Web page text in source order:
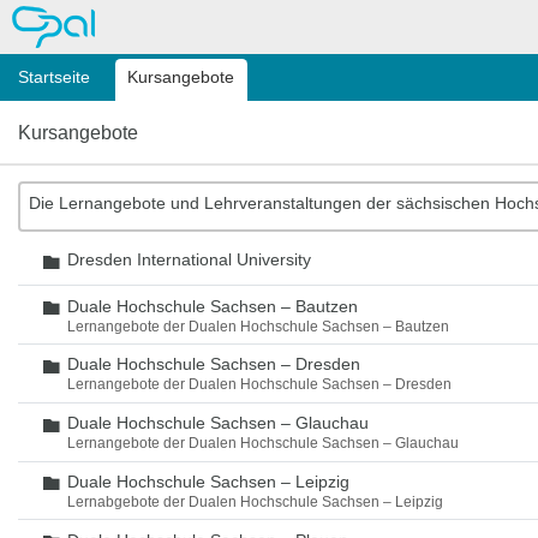
OPAL
Startseite Kursangebote
Kursangebote
Die Lernangebote und Lehrveranstaltungen der sächsischen
Ordner
Dresden International University
Ordner
Duale Hochschule Sachsen – Bautzen
Lernangebote der Dualen Hochschule Sachsen – Bautzen
Ordner
Duale Hochschule Sachsen – Dresden
Lernangebote der Dualen Hochschule Sachsen – Dresden
Ordner
Duale Hochschule Sachsen – Glauchau
Lernangebote der Dualen Hochschule Sachsen – Glauchau
Ordner
Duale Hochschule Sachsen – Leipzig
Lernabgebote der Dualen Hochschule Sachsen – Leipzig